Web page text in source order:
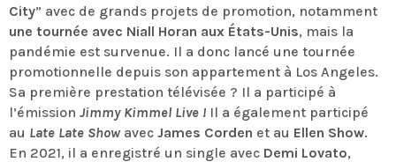
City” avec de grands projets de promotion, notamment
une tournée avec Niall Horan aux États-Unis, mais la
pandémie est survenue. Il a donc lancé une tournée
promotionnelle depuis son appartement à Los Angeles.
Sa première prestation télévisée ? Il a participé à
l’émission Jimmy Kimmel Live ! Il a également participé
au Late Late Showavec James Corden et au Ellen Show.
En 2021, il a enregistré un single avec Demi Lovato,